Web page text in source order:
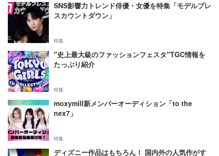
SNS影響力トレンド俳優・女優を特集「モデルプレ
スカウントダウン」
特集
"史上最大級のファッションフェスタ"TGC情報を
たっぷり紹介
特集
moxymill新メンバーオーディション「to the
nex7」
特集
ディズニー作品はもちろん！ 国内外の人気作がす